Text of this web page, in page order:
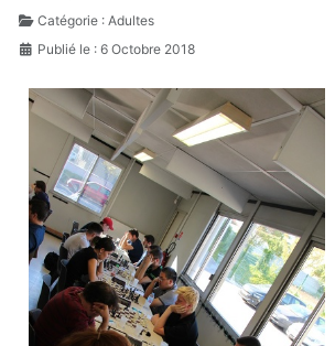
Catégorie : Adultes
Publié le : 6 Octobre 2018